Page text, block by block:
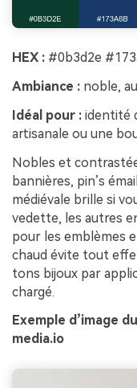
HEX : #0b3d2e
Ambiance : noble,
Idéal pour : identité
artisanale ou une
Nobles et
bannières, pin’s
médiévale brille si
vedette, les autres
pour les emblèmes
chaud évite tout
tons bijoux par
chargé.
Exemple d’image
media.io